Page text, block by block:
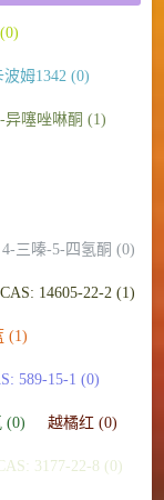
波姆1342 (0)
异噻唑啉酮 (1)
三嗪-5-四氢酮 (0)
CAS: 14605-22-2 (1)
(1)
589-15-1 (0)
(0) 越橘红 (0)
3177-22-8 (0)